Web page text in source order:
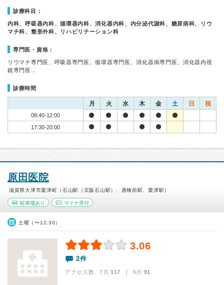
診療科目：
内科、呼吸器内科、循環器内科、消化器内科、内分泌代謝科、糖尿病科、リウ
マチ科、整形外科、リハビリテーション科
専門医・資格：
リウマチ専門医、呼吸器専門医、循環器専門医、消化器病専門医、消化器内視
鏡専門医…
診療時間
月 火 水 木 金 土 日 祝
08:40-12:00
17:30-20:00
原田医院
滋賀県大津市粟津町（石山駅（京阪石山駅）、唐橋前駅、粟津駅）
駐車場あり マイナ受付
土曜（〜12:30）
3.06
2件
アクセス数 7月:117 | 6月:91